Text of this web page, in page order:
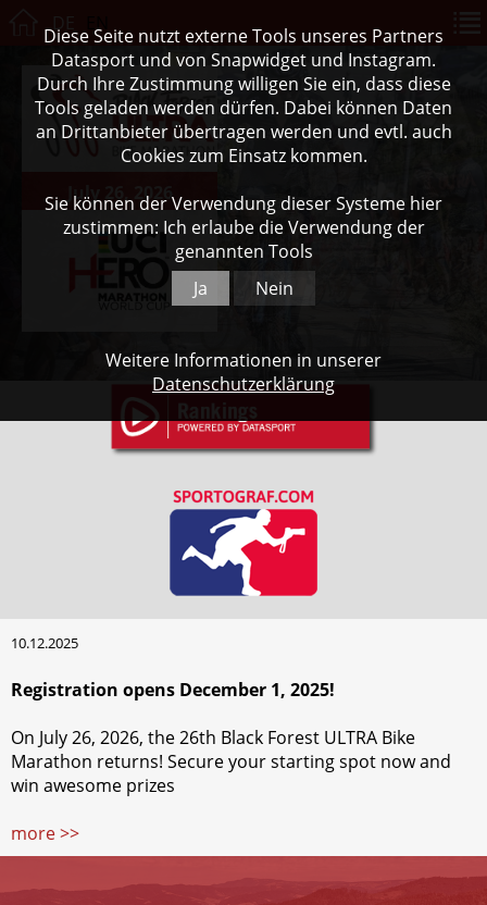
July 26, 2026
10.12.2025
Registration opens December 1, 2025!
On July 26, 2026, the 26th Black Forest ULTRA Bike
Marathon returns! Secure your starting spot now and
win awesome prizes
more >>
Diese Seite nutzt externe Tools unseres Partners
Datasport und von Snapwidget und Instagram.
Durch Ihre Zustimmung willigen Sie ein, dass diese
Tools geladen werden dürfen. Dabei können Daten
an Drittanbieter übertragen werden und evtl. auch
Cookies zum Einsatz kommen.
Sie können der Verwendung dieser Systeme hier
zustimmen: Ich erlaube die Verwendung der
genannten Tools
Ja
Nein
Weitere Informationen in unserer
Datenschutzerklärung